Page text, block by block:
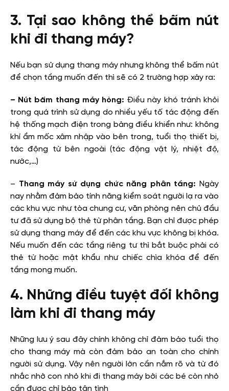
3. Tại sao không thể bấm nút
khi đi thang máy?
Nếu bạn sử dụng thang máy nhưng không thể bấm nút
để chọn tầng muốn đến thì sẽ có 2 trường hợp xảy ra:
– Nút bấm thang máy hỏng: Điều này khó tránh khỏi
trong quá trình sử dụng do nhiều yếu tố tác động đến
hệ thống mạch điện trong bảng điều khiển như: không
khí ẩm mốc xâm nhập vào bên trong, tuổi thọ thiết bị,
tác động từ bên ngoài (tác động vật lý, nhiệt độ,
nước,…)
– Thang máy sử dụng chức năng phân tầng:
Ngày
nay nhằm đảm bảo tính năng kiểm soát người lạ ra vào
các khu vực như tòa chung cư, văn phòng nên chủ đầu
tư đã sử dụng bộ thẻ từ phân tầng. Bạn chỉ được phép
sử dụng thang máy để đến các khu vực không bị khóa.
Nếu muốn đến các tầng riêng tư thì bắt buộc phải có
thẻ từ hoặc mật khẩu như chiếc chìa khóa để đến
tầng mong muốn.
4. Những điều tuyệt đối không
làm khi đi thang máy
Những lưu ý sau đây chính không chỉ đảm bảo tuổi thọ
cho thang máy mà còn đảm bảo an toàn cho chính
người sử dụng. Vậy nên người lớn cần nắm rõ và từ đó
nhắc nhở con nhỏ khi đi thang máy bởi các bé còn nhỏ
cần được chỉ bảo tận tình